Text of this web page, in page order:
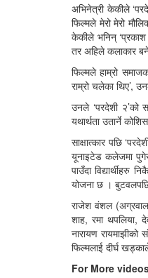
अभिनेत्री केकीले
फिल्मले मेरो मेरो
केकीले भनिन् ‘प्रकाश
तर अहिले कलाकार
फिल्मले हाम्रो
राम्रो चलेका थिए’,
उनले ‘परदेशी २’को
यथार्थता उतार्ने
साक्षात्कार पछि
यूनाइटेड कलेजमा पुगेर
पाउँदा विद्यार्थीहरु
योजना छ ।
राजेश वंशल (अग्रवाल)
शाह, रमा थपलिया,
नारायण रायमाझीको
फिल्मलाई दीर्घ
For More